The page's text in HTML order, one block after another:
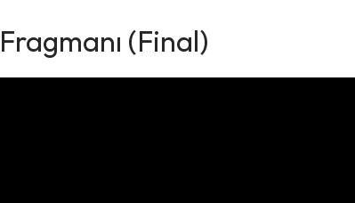
(Final)